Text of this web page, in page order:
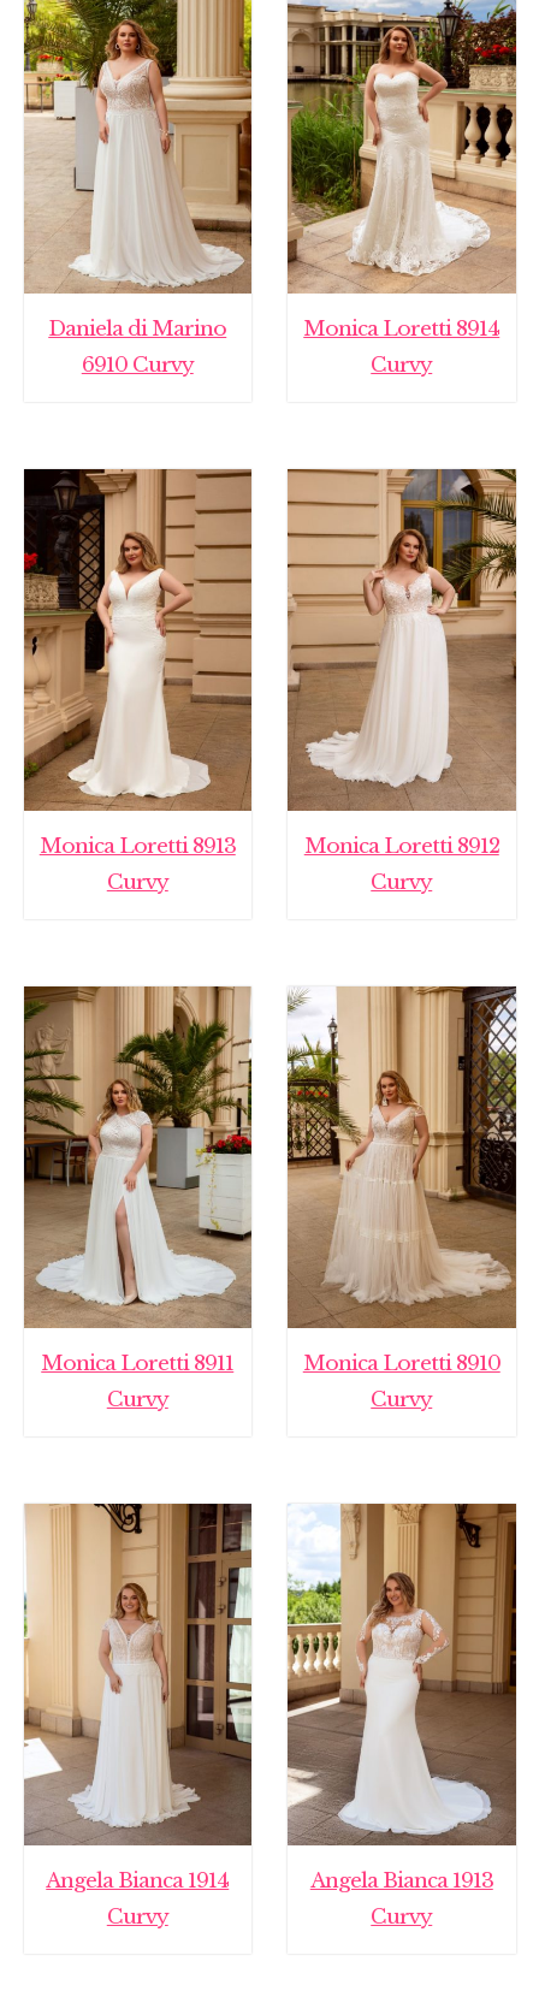
Daniela di Marino
6910 Curvy
Monica Loretti 8914
Curvy
Monica Loretti 8913
Curvy
Monica Loretti 8912
Curvy
Monica Loretti 8911
Curvy
Monica Loretti 8910
Curvy
Angela Bianca 1914
Curvy
Angela Bianca 1913
Curvy